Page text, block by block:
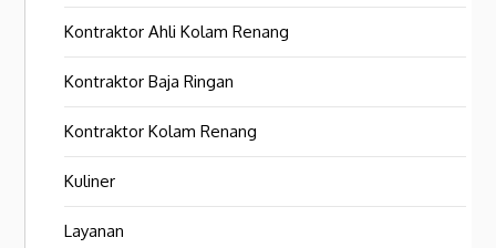
Kontraktor Ahli Kolam Renang
Kontraktor Baja Ringan
Kontraktor Kolam Renang
Kuliner
Layanan